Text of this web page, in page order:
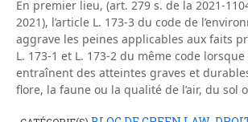
En premier lieu, (art. 279 s. de la 2021-
2021), l’article L. 173-3 du code de
aggrave les peines applicables aux faits
L. 173-1 et L. 173-2 du même code
entraînent des atteintes graves et
flore, la faune ou la qualité de l’air, du sol